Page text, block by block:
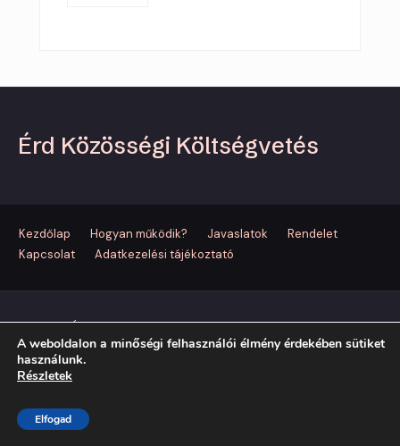
Érd Közösségi Költségvetés
Kezdőlap Hogyan működik? Javaslatok
Rendelet
Kapcsolat
Adatkezelési tájékoztató
© 2024 - Érd Megyei Jogú Város
A weboldalon a minőségi felhasználói élmény érdekében sütiket
használunk.
Részletek
Elfogad